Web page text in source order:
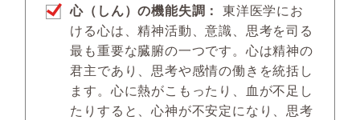
心（しん）の機能失調： 東洋医学にお
ける心は、精神活動、意識、思考を司る
最も重要な臓腑の一つです。心は精神の
君主であり、思考や感情の働きを統括し
ます。心に熱がこもったり、血が不足し
たりすると、心神が不安定になり、思考